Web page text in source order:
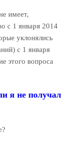
имеет,
с 1 января 2014
уклонялись
с 1 января
этого вопроса
я не получал